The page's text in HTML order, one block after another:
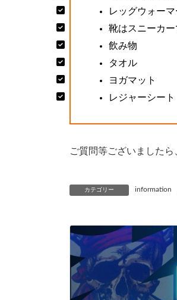
レッグウォーマ
靴はスニーカ
飲み物
タオル
ヨガマット
レジャーシート
ご質問等ございましたら
カテゴリー information